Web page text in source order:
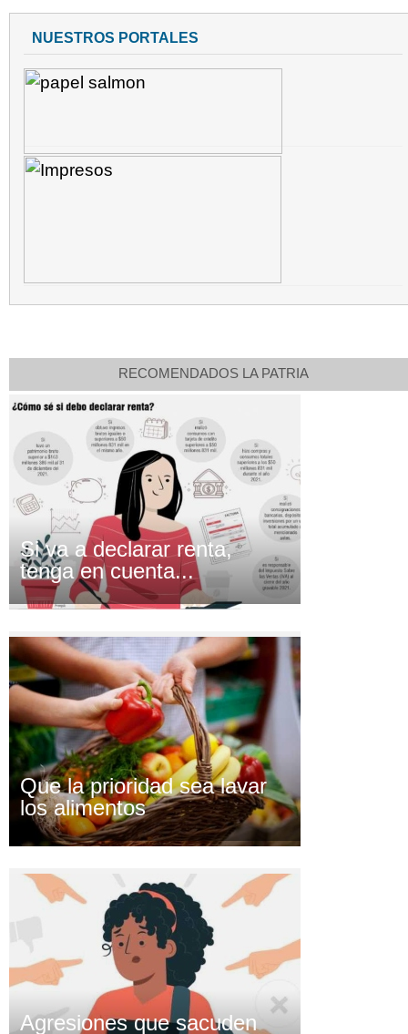
NUESTROS PORTALES
RECOMENDADOS LA PATRIA
Si va a declarar renta,
tenga en cuenta...
Que la prioridad sea lavar
los alimentos
Agresiones que sacuden